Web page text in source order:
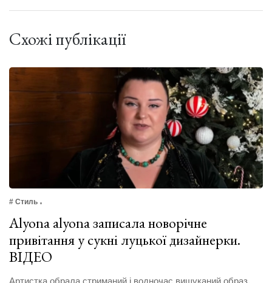
Схожі публікації
# Стиль
Alyona alyona записала новорічне
привітання у сукні луцької дизайнерки.
ВІДЕО